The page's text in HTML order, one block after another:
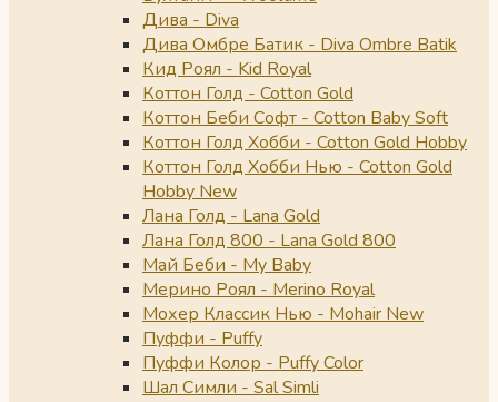
Дива - Diva
Дива Омбре Батик - Diva Ombre Batik
Кид Роял - Kid Royal
Коттон Голд - Cotton Gold
Коттон Беби Софт - Cotton Baby Soft
Коттон Голд Хобби - Cotton Gold Hobby
Коттон Голд Хобби Нью - Cotton Gold
Hobby New
Лана Голд - Lana Gold
Лана Голд 800 - Lana Gold 800
Май Беби - My Baby
Мерино Роял - Merino Royal
Мохер Классик Нью - Mohair New
Пуффи - Puffy
Пуффи Колор - Puffy Color
Шал Симли - Sal Simli